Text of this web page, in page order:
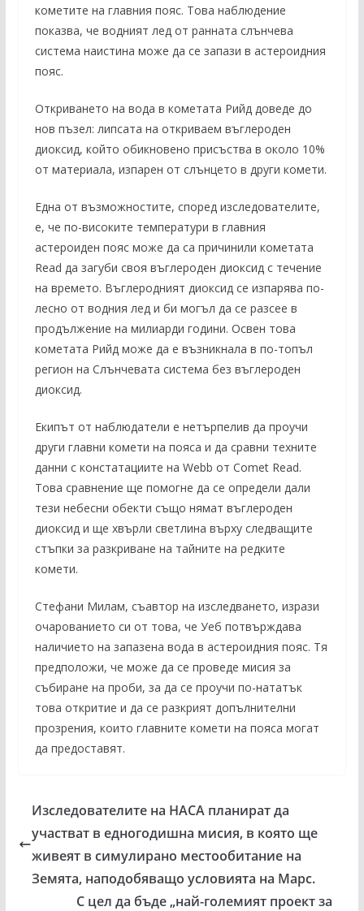
кометите на главния пояс. Това наблюдение
показва, че водният лед от ранната слънчева
система наистина може да се запази в астероидния
пояс.
Откриването на вода в кометата Рийд доведе до
нов пъзел: липсата на откриваем въглероден
диоксид, който обикновено присъства в около 10%
от материала, изпарен от слънцето в други комети.
Една от възможностите, според изследователите,
е, че по-високите температури в главния
астероиден пояс може да са причинили кометата
Read да загуби своя въглероден диоксид с течение
на времето. Въглеродният диоксид се изпарява по-
лесно от водния лед и би могъл да се разсее в
продължение на милиарди години. Освен това
кометата Рийд може да е възникнала в по-топъл
регион на Слънчевата система без въглероден
диоксид.
Екипът от наблюдатели е нетърпелив да проучи
други главни комети на пояса и да сравни техните
данни с констатациите на Webb от Comet Read.
Това сравнение ще помогне да се определи дали
тези небесни обекти също нямат въглероден
диоксид и ще хвърли светлина върху следващите
стъпки за разкриване на тайните на редките
комети.
Стефани Милам, съавтор на изследването, изрази
очарованието си от това, че Уеб потвърждава
наличието на запазена вода в астероидния пояс. Тя
предположи, че може да се проведе мисия за
събиране на проби, за да се проучи по-нататък
това откритие и да се разкрият допълнителни
прозрения, които главните комети на пояса могат
да предоставят.
Изследователите на НАСА планират да
участват в едногодишна мисия, в която ще
живеят в симулирано местообитание на
Земята, наподобяващо условията на Марс.
С цел да бъде „най-големият проект за